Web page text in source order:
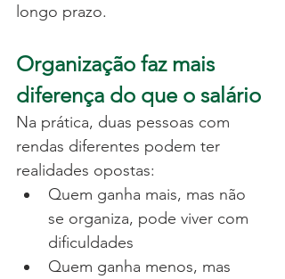
longo prazo.
Organização faz mais
diferença do que o salário
Na prática, duas pessoas com
rendas diferentes podem ter
realidades opostas:
Quem ganha mais, mas não
se organiza, pode viver com
dificuldades
Quem ganha menos, mas